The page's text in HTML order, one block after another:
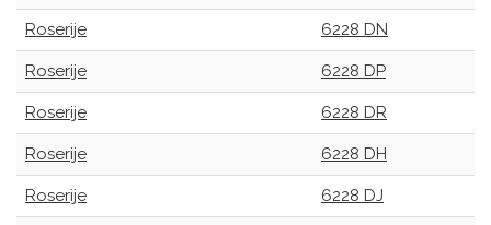
Roserije 6228 DN
Roserije 6228 DP
Roserije 6228 DR
Roserije 6228 DH
Roserije 6228 DJ